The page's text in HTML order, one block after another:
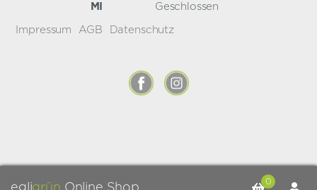
0
MI Geschlossen
Impressum AGB Datenschutz